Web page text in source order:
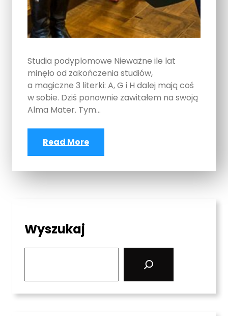
Studia podyplomowe Nieważne ile lat
minęło od zakończenia studiów,
a magiczne 3 literki: A, G i H dalej mają coś
w sobie. Dziś ponownie zawitałem na swoją
Alma Mater. Tym…
Read More
Wyszukaj